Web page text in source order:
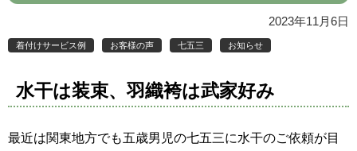
2023年11月6日
着付けサービス例 お客様の声 七五三 お知らせ
水干は装束、羽織袴は武家好み
最近は関東地方でも五歳男児の七五三に水干のご依頼が目